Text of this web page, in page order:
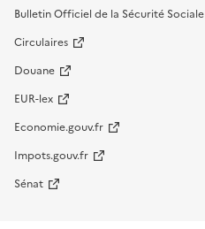
Bulletin Officiel de la Sécurité Sociale
Circulaires
Douane
EUR-lex
Economie.gouv.fr
Impots.gouv.fr
Sénat